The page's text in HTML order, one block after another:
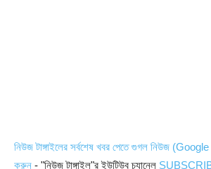
নিউজ টাঙ্গাইলের সর্বশেষ খবর পেতে গুগল নিউজ
করুন - "নিউজ টাঙ্গাইল"র ইউটিউব চ্যানেল